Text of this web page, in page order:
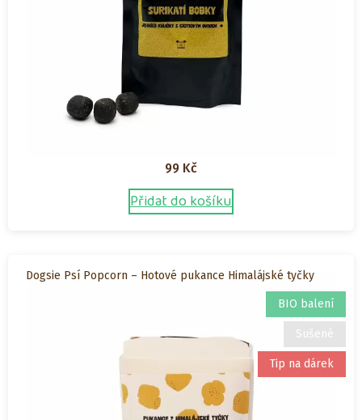
99 Kč
Přidat do košíku
BIO balení
Sušené
Tip na dárek
Dogsie Psí Popcorn – Hotové pukance Himalájské tyčky